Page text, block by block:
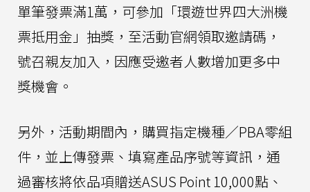
單筆發票滿1萬，可參加「環遊世界四大洲機
票抵用金」抽獎，至活動官網領取邀請碼，
號召親友加入，因應受邀者人數增加更多中
獎機會。
另外，活動期間內，購買指定機種／PBA零組
件，並上傳發票、填寫產品序號等資訊，通
過審核將依品項贈送ASUS Point 10,000點、